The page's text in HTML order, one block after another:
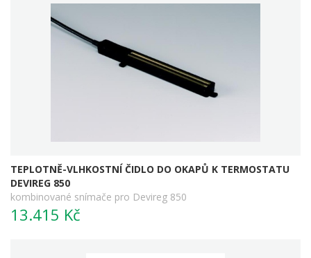
TEPLOTNĚ-VLHKOSTNÍ ČIDLO DO OKAPŮ K TERMOSTATU
DEVIREG 850
kombinované snímače pro Devireg 850
13.415 Kč